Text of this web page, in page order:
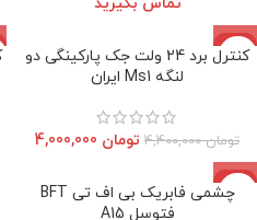
-9%
اتمام موجودی
کنترل برد 24 ولت جک پارکینگی دو
لنگه Ms1 ایران
تومان4,400,000 تومان
-4%
اتمام موجودی
چشمی فابریک بی اف تی BFT
فتوسل A15